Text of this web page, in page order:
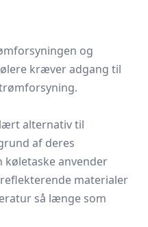
og
kræver adgang til
alternativ til
af deres
køletaske anvender
materialer
så længe som